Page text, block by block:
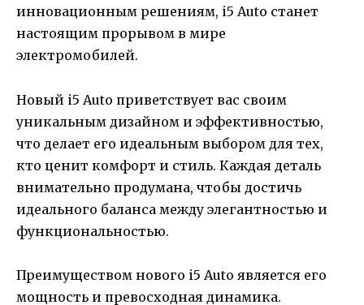
инновационным решениям, i5 Auto станет
настоящим прорывом в мире
электромобилей.
Новый i5 Auto приветствует вас своим
уникальным дизайном и эффективностью,
что делает его идеальным выбором для тех,
кто ценит комфорт и стиль. Каждая деталь
внимательно продумана, чтобы достичь
идеального баланса между элегантностью и
функциональностью.
Преимуществом нового i5 Auto является его
мощность и превосходная динамика.